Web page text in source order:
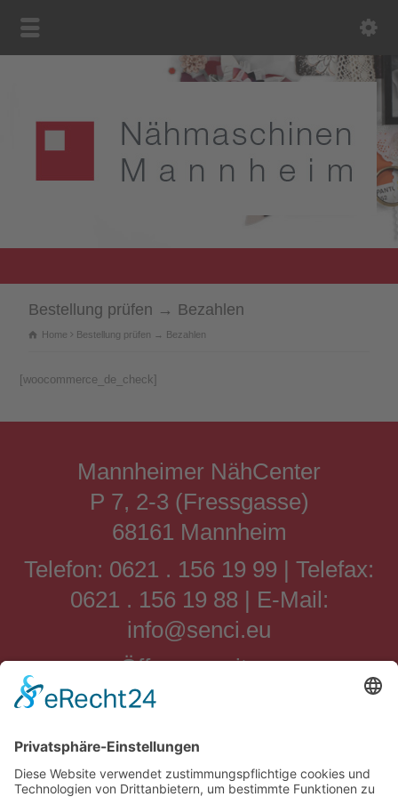
Bestellung prüfen → Bezahlen
Home Bestellung prüfen → Bezahlen
[woocommerce_de_check]
Mannheimer NähCenter
P 7, 2-3 (Fressgasse)
68161 Mannheim
Telefon: 0621 . 156 19 99 | Telefax:
0621 . 156 19 88 | E-Mail:
info@senci.eu
Öffnungszeiten:
Montag, Dienstag, Donnerstag,
Uhr
Mittwoch von: 09:00 Uhr bis 20:00